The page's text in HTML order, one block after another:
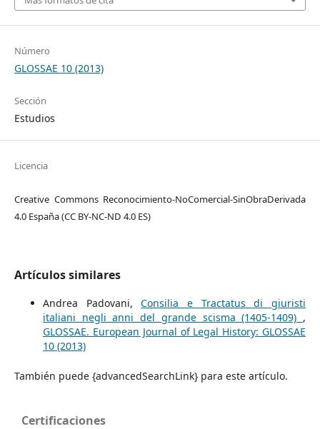
Número
GLOSSAE 10 (2013)
Sección
Estudios
Licencia
Creative Commons Reconocimiento-NoComercial-SinObraDerivada
4.0 España (CC BY-NC-ND 4.0 ES)
Artículos similares
Andrea Padovani,Consilia e Tractatus di giuristi
italiani negli anni del grande scisma (1405-1409) ,
GLOSSAE. European Journal of Legal History: GLOSSAE
10 (2013)
También puede {advancedSearchLink} para este artículo.
Certificaciones